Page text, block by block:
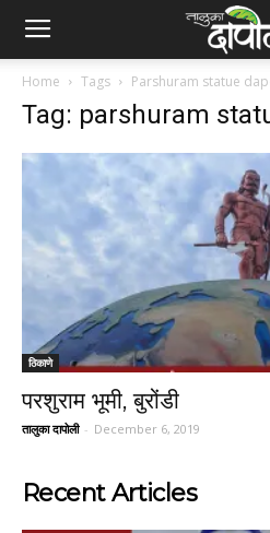
Home Tags Parshuram statue
Tag: parshuram
ठिकाणे
परशुराम भूमी, बुरोंडी
तालुका दापोली - December 6, 2019
Recent Articles